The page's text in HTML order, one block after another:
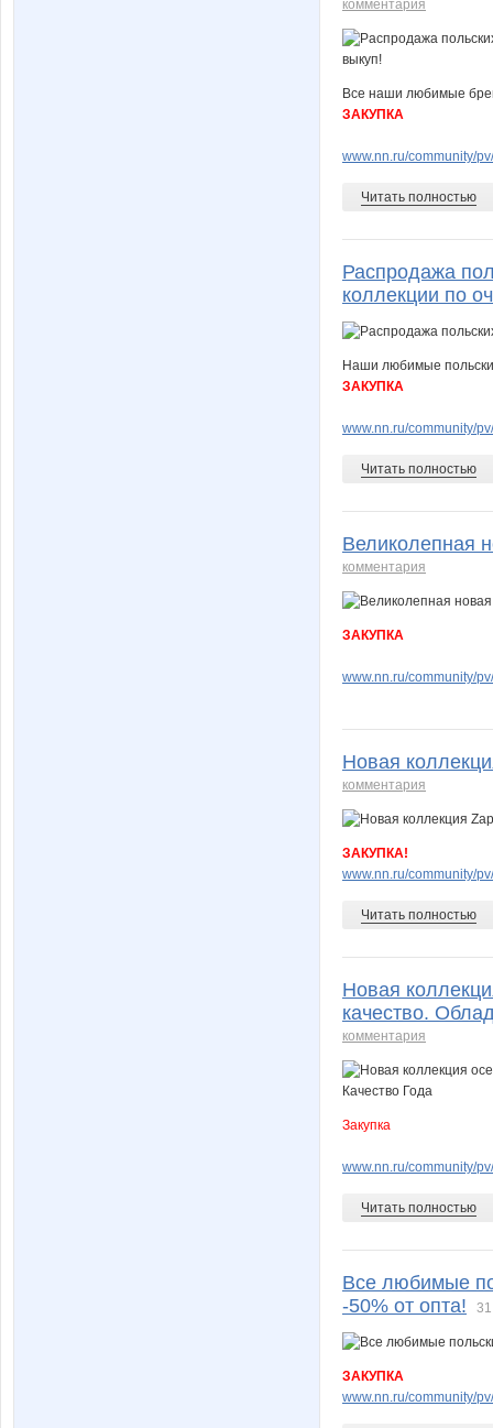
комментария
Все наши любимые
ЗАКУПКА
www.nn.ru/community/
Читать полностью
Распродажа
коллекции по
Наши любимые
ЗАКУПКА
www.nn.ru/community/
Читать полностью
Великолепная
комментария
ЗАКУПКА
www.nn.ru/community/
Новая
комментария
ЗАКУПКА!
www.nn.ru/community/
Читать полностью
Новая
качество.
комментария
Закупка
www.nn.ru/community/
Читать полностью
Все любимые
-50% от опта!
ЗАКУПКА
www.nn.ru/community/